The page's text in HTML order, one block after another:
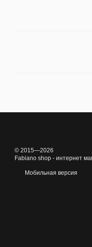
© 2015—2026
Fabiano shop - интернет
Мобильная версия